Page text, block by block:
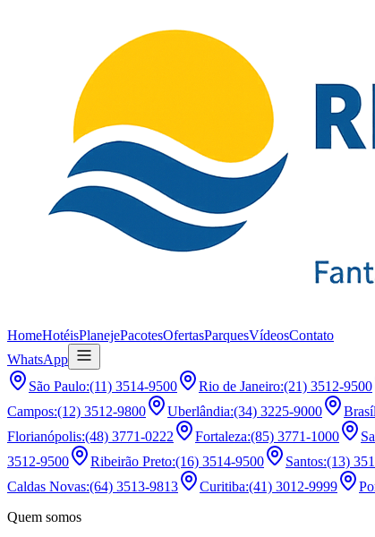
HomeHotéisPlanejePacotesOfertasParquesVídeosContato
WhatsApp
São Paulo:(11) 3514-9500 Rio de Janeiro:(21) 3512-9500
Campos:(12) 3512-9800 Uberlândia:(34) 3225-9000
Florianópolis:(48) 3771-0222 Fortaleza:(85) 3771-1000
3512-9500
Ribeirão Preto:(16) 3514-9500 Santos:(13)
Caldas Novas:(64) 3513-9813 Curitiba:(41) 3012-9999
Quem somos